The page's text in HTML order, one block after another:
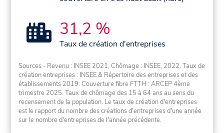
31,2 %
Taux de création d'entreprises
Sources - Revenu : INSEE 2021, Chômage : INSEE, 2022. Taux de
création entreprises : INSEE & Répertoire des entreprises et des
établissements 2019. Couverture fibre FTTH : ARCEP 4ème
trimestre 2025. Taux de chômage des 15 à 64 ans au sens du
recensement de la population. Le taux de création d'entreprises
est le rapport du nombre des créations d'entreprises d'une année
sur le nombre d'entreprises de l'année précédente.